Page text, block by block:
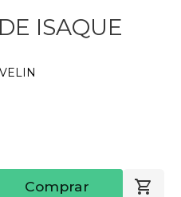
ISAQUE
Comprar